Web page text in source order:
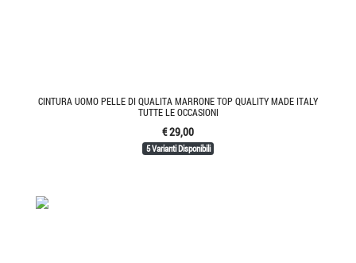
CINTURA UOMO PELLE DI QUALITA MARRONE TOP QUALITY MADE ITALY
TUTTE LE OCCASIONI
€ 29,00
5 Varianti Disponibili